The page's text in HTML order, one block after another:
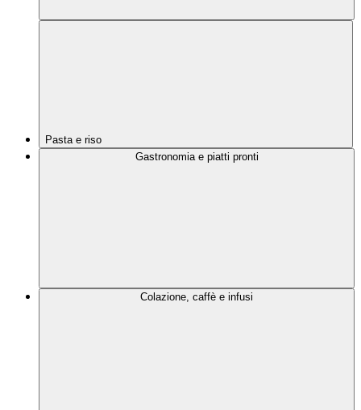
Pasta e riso
Gastronomia e piatti pronti
Colazione, caffè e infusi